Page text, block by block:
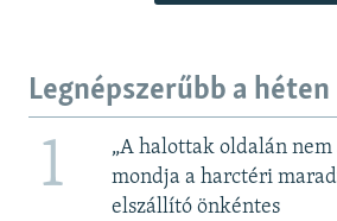
Legnépszerűbb a héten
1
„A halottak oldalán nem
mondja a harctéri
elszállító önkéntes